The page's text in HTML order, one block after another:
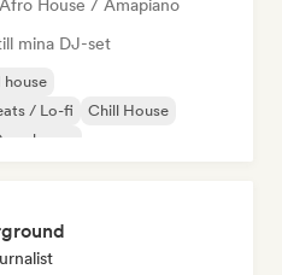
Afro House / Amapiano
mina DJ-set
house
/ Lo-fi
Chill House
house